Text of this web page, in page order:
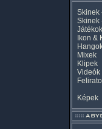
Skinek
Skinek
Ikon &
Mixek
Klipek
Videók
Képek